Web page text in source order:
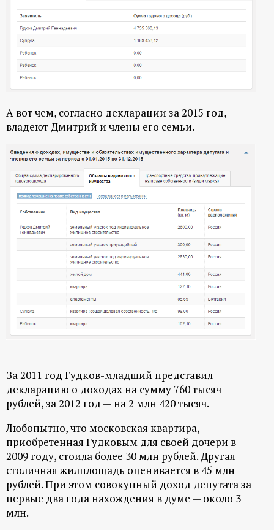
А вот чем, согласно декларации за 2015 год,
владеют Дмитрий и члены его семьи.
За 2011 год Гудков-младший представил
декларацию о доходах на сумму 760 тысяч
рублей, за 2012 год — на 2 млн 420 тысяч.
Любопытно, что московская квартира,
приобретенная Гудковым для своей дочери в
2009 году, стоила более 30 млн рублей. Другая
столичная жилплощадь оценивается в 45 млн
рублей. При этом совокупный доход депутата за
первые два года нахождения в думе — около 3
млн.